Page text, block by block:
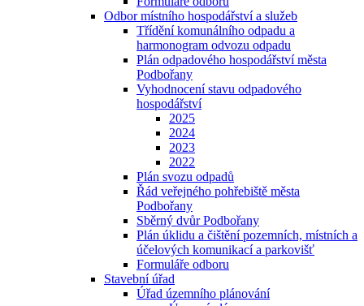
Odbor místního hospodářství a služeb
Třídění komunálního odpadu a
harmonogram odvozu odpadu
Plán odpadového hospodářství města
Podbořany
Vyhodnocení stavu odpadového
hospodářství
2025
2024
2023
2022
Plán svozu odpadů
Řád veřejného pohřebiště města
Podbořany
Sběrný dvůr Podbořany
Plán úklidu a čištění pozemních, místních a
účelových komunikací a parkovišť
Formuláře odboru
Stavební úřad
Úřad územního plánování